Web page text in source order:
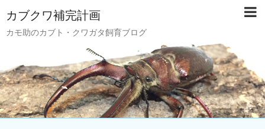
カブクワ補完計画
カモ助のカブト・クワガタ飼育ブログ